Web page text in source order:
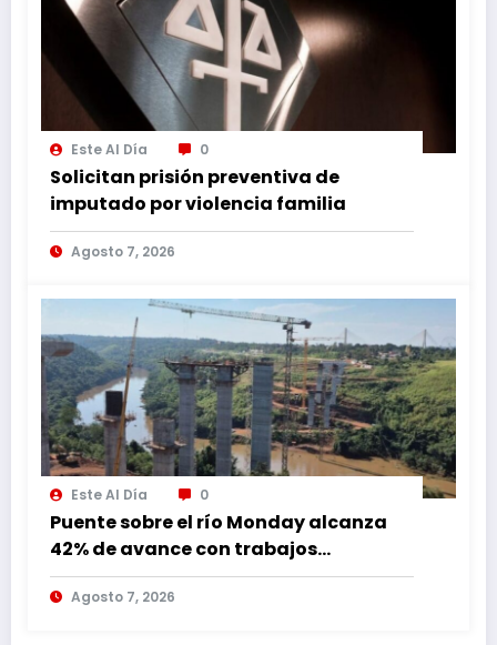
Este Al Día 0
Solicitan prisión preventiva de
imputado por violencia familia
Agosto 7, 2026
Este Al Día 0
Puente sobre el río Monday alcanza
42% de avance con trabajos
continuos
Agosto 7, 2026